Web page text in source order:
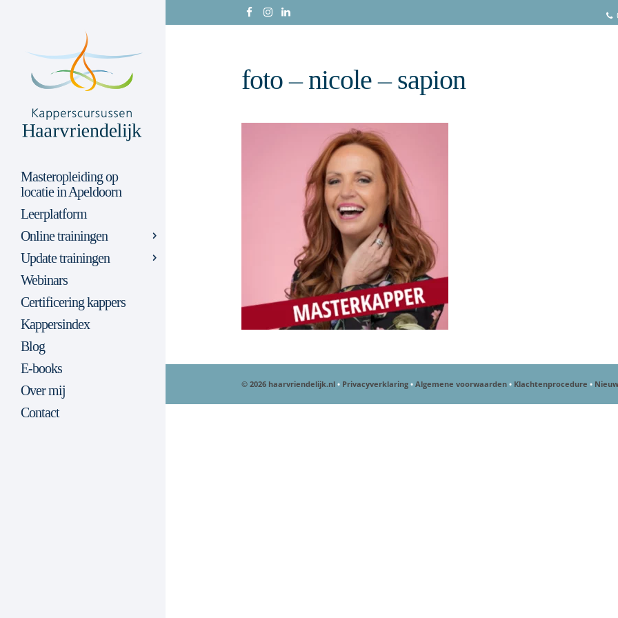
Masteropleiding op
locatie in Apeldoorn
Leerplatform
Online trainingen
Update trainingen
Webinars
Certificering kappers
Kappersindex
Blog
E-books
Over mij
Contact
foto – nicole – sapion
© 2026 haarvriendelijk.nl• Privacyverklaring • Algemene voorwaarden • Klachtenprocedure •